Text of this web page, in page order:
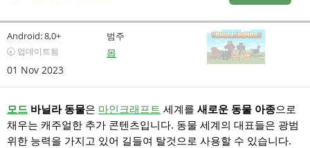
Android:8,0+
🕣 업데이트됨
01 Nov 2023
범주
몹
모드 바닐라 동물은 마인크래프트 세계를 새로운 동물 아종으로
채우는 캐주얼한 추가 콘텐츠입니다. 동물 세계의 대표들은 광범
위한 능력을 가지고 있어 길들여 탈것으로 사용할 수 있습니다.